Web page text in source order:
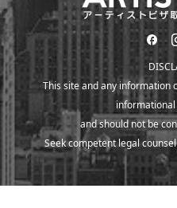
This site and any information
and should not be
Seek competent legal